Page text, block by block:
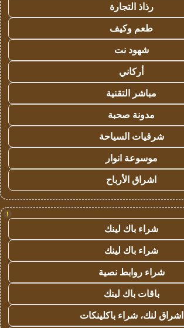
رذاذ التجارة
طعم وكيف
شهود نت
أركاني
مباشر التقنية
مدونة صحبة
شرقيات السياحة
موسوعة انوار
اشراق الأرباح
!
شراء باك لينك
شراء باك لينك
شراء روابط نصية
باقات باك لينك
اشراق لنك، شراء باكلينكات